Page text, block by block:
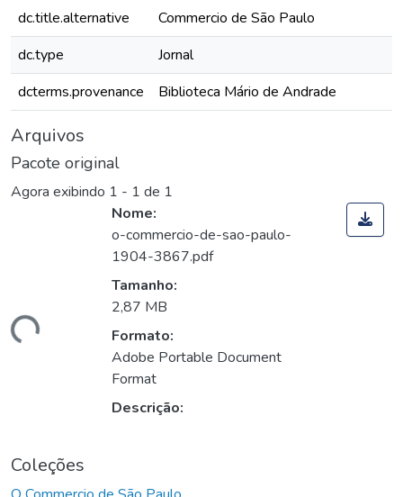
dc.title.alternative
Commercio de São Paulo
dc.type
Jornal
dcterms.provenance
Biblioteca Mário de Andrade
Arquivos
Pacote original
Agora exibindo 1 - 1 de 1
Nome:
o-commercio-de-sao-paulo-
1904-3867.pdf
Tamanho:
2,87 MB
Formato:
Adobe Portable Document
Format
Descrição:
Coleções